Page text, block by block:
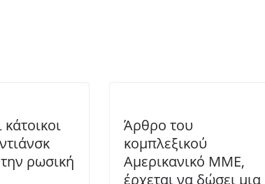
ρωσική
Άρθρο του
κομπλεξικού
Αμερικανικό ΜΜΕ,
έρχεται να δώσει μια